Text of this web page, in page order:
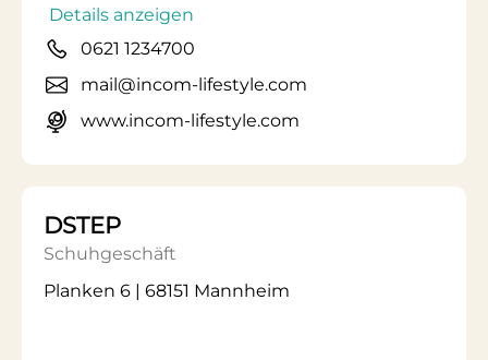
Details anzeigen
0621 1234700
mail@incom-lifestyle.com
www.incom-lifestyle.com
DSTEP
Schuhgeschäft
Planken 6 | 68151 Mannheim